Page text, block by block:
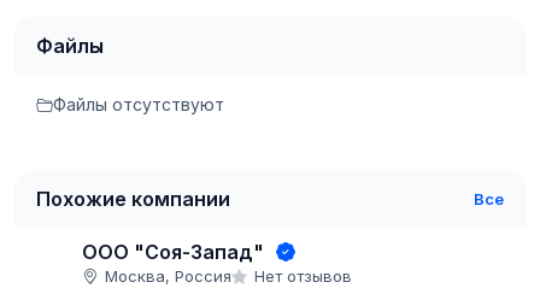
Файлы
Файлы отсутствуют
Похожие компании Все
ООО "Соя-Запад"
Москва, Россия
Нет отзывов